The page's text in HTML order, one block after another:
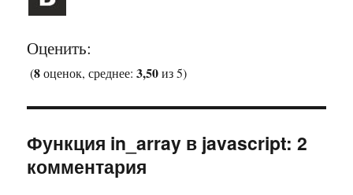
Оценить:
(8оценок, среднее:3,50из 5)
Функция in_array в javascript: 2
комментария